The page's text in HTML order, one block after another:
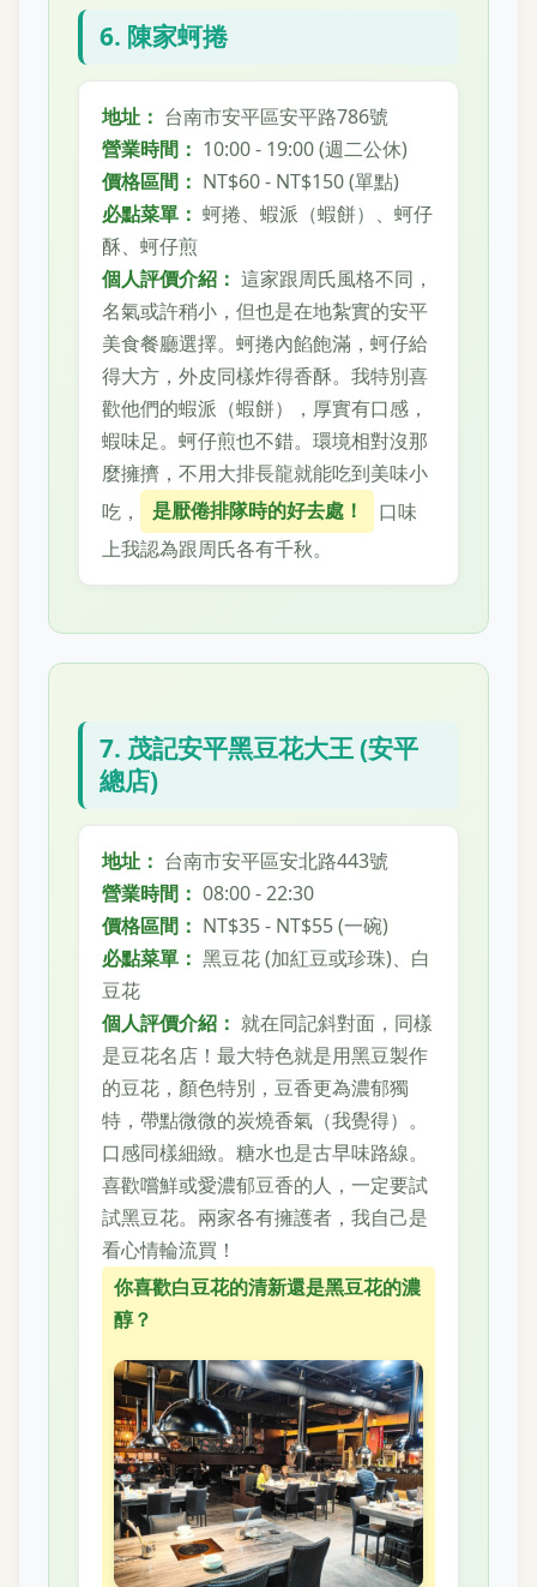
6. 陳家蚵捲
地址： 台南市安平區安平路786號
營業時間： 10:00 - 19:00 (週二公休)
價格區間： NT$60 - NT$150 (單點)
必點菜單： 蚵捲、蝦派（蝦餅）、蚵仔
酥、蚵仔煎
個人評價介紹： 這家跟周氏風格不同，
名氣或許稍小，但也是在地紮實的安平
美食餐廳選擇。蚵捲內餡飽滿，蚵仔給
得大方，外皮同樣炸得香酥。我特別喜
歡他們的蝦派（蝦餅），厚實有口感，
蝦味足。蚵仔煎也不錯。環境相對沒那
麼擁擠，不用大排長龍就能吃到美味小
吃，
是厭倦排隊時的好去處！
口味
上我認為跟周氏各有千秋。
7. 茂記安平黑豆花大王 (安平
總店)
地址： 台南市安平區安北路443號
營業時間： 08:00 - 22:30
價格區間： NT$35 - NT$55 (一碗)
必點菜單： 黑豆花 (加紅豆或珍珠)、白
豆花
個人評價介紹： 就在同記斜對面，同樣
是豆花名店！最大特色就是用黑豆製作
的豆花，顏色特別，豆香更為濃郁獨
特，帶點微微的炭燒香氣（我覺得）。
口感同樣細緻。糖水也是古早味路線。
喜歡嚐鮮或愛濃郁豆香的人，一定要試
試黑豆花。兩家各有擁護者，我自己是
看心情輪流買！
你喜歡白豆花的清新還是黑豆花的濃
醇？